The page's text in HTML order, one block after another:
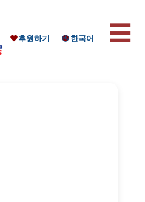
후원하기 한국어 ☰